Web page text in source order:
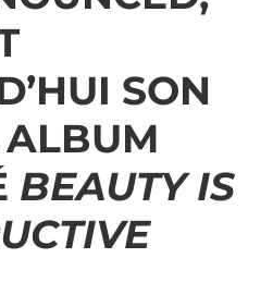
SON
BEAUTY IS